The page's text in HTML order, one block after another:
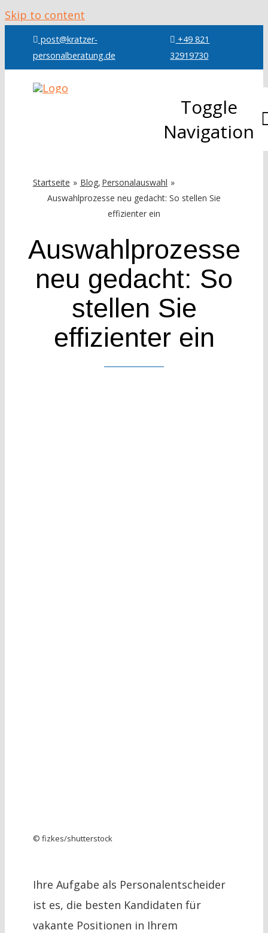
Skip to content
post@kratzer-
personalberatung.de
+49 821
32919730
Toggle
Navigation
Case
Startseite Blog Personalauswahl
Auswahlprozesse neu gedacht: So stellen Sie
effizienter ein
Auswahlprozesse
neu gedacht: So
stellen Sie
effizienter ein
© fizkes/shutterstock
Ihre Aufgabe als Personalentscheider
ist es, die besten Kandidaten für
vakante Positionen in Ihrem